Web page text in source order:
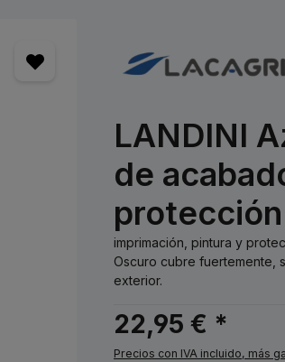
LANDINI
de
imprimación, pintura y
Oscuro cubre fuertemente,
exterior.
22,95 € *
Precios con IVA incluido, más